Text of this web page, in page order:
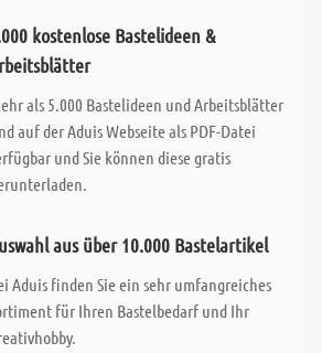
kostenlose Bastelideen &
als 5.000 Bastelideen und Arbeitsblätter
auf der Aduis Webseite als PDF-Datei
und Sie können diese gratis
aus über 10.000 Bastelartikel
Aduis finden Sie ein sehr umfangreiches
für Ihren Bastelbedarf und Ihr